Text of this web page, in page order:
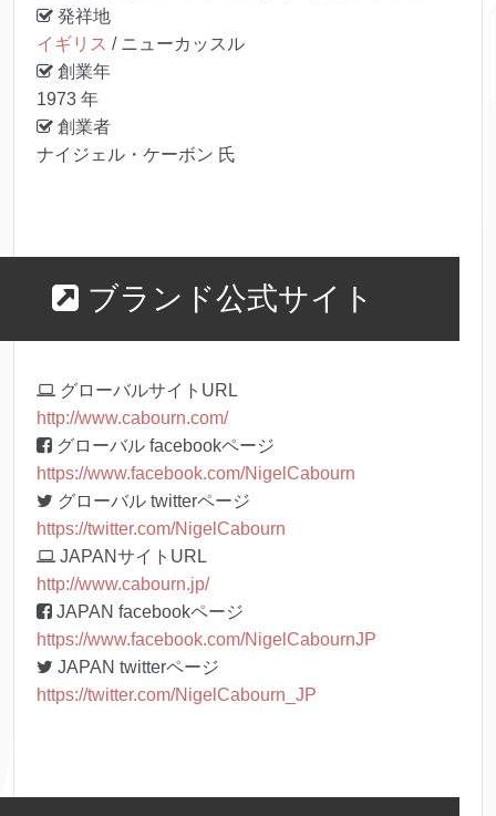
発祥地
イギリス / ニューカッスル
創業年
1973 年
創業者
ナイジェル・ケーボン 氏
ブランド公式サイト
グローバルサイトURL
http://www.cabourn.com/
グローバル facebookページ
https://www.facebook.com/NigelCabourn
グローバル twitterページ
https://twitter.com/NigelCabourn
JAPANサイトURL
http://www.cabourn.jp/
JAPAN facebookページ
https://www.facebook.com/NigelCabournJP
JAPAN twitterページ
https://twitter.com/NigelCabourn_JP